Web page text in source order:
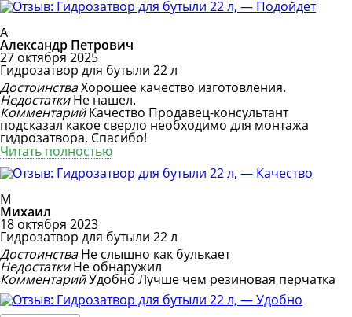
А
Александр Петрович
27 октября 2025
Гидрозатвор для бутыли 22 л
ДостоинстваХорошее качество изготовления.
НедостаткиНе нашел.
Комментарий Качество Продавец-консультант
подсказал какое сверло необходимо для монтажа
гидрозатвора. Спасибо!
Читать полностью
М
Михаил
18 октября 2023
Гидрозатвор для бутыли 22 л
ДостоинстваНе слышно как булькает
НедостаткиНе обнаружил
КомментарийУдобно Лучше чем резиновая перчатка